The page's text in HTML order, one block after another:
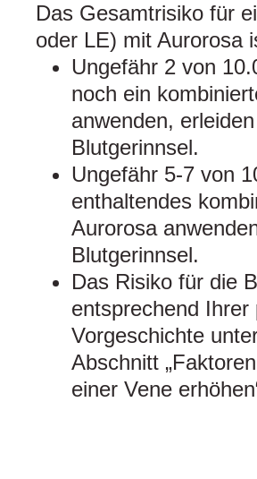
Das Gesamtrisiko für
oder LE) mit Aurorosa
Ungefähr 2 von
noch ein
anwenden,
Blutgerinnsel.
Ungefähr 5-7 von
enthaltendes
Aurorosa
Blutgerinnsel.
Das Risiko für die
entsprechend
Vorgeschichte
Abschnitt
einer Vene